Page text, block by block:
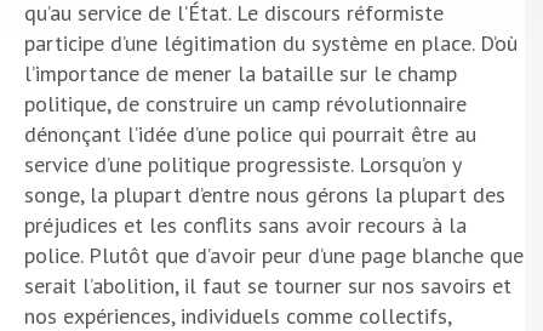
qu’au service de l’État. Le discours réformiste
participe d’une légitimation du système en place. D’où
l’importance de mener la bataille sur le champ
politique, de construire un camp révolutionnaire
dénonçant l’idée d’une police qui pourrait être au
service d’une politique progressiste. Lorsqu’on y
songe, la plupart d’entre nous gérons la plupart des
préjudices et les conflits sans avoir recours à la
police. Plutôt que d’avoir peur d’une page blanche que
serait l’abolition, il faut se tourner sur nos savoirs et
nos expériences, individuels comme collectifs,